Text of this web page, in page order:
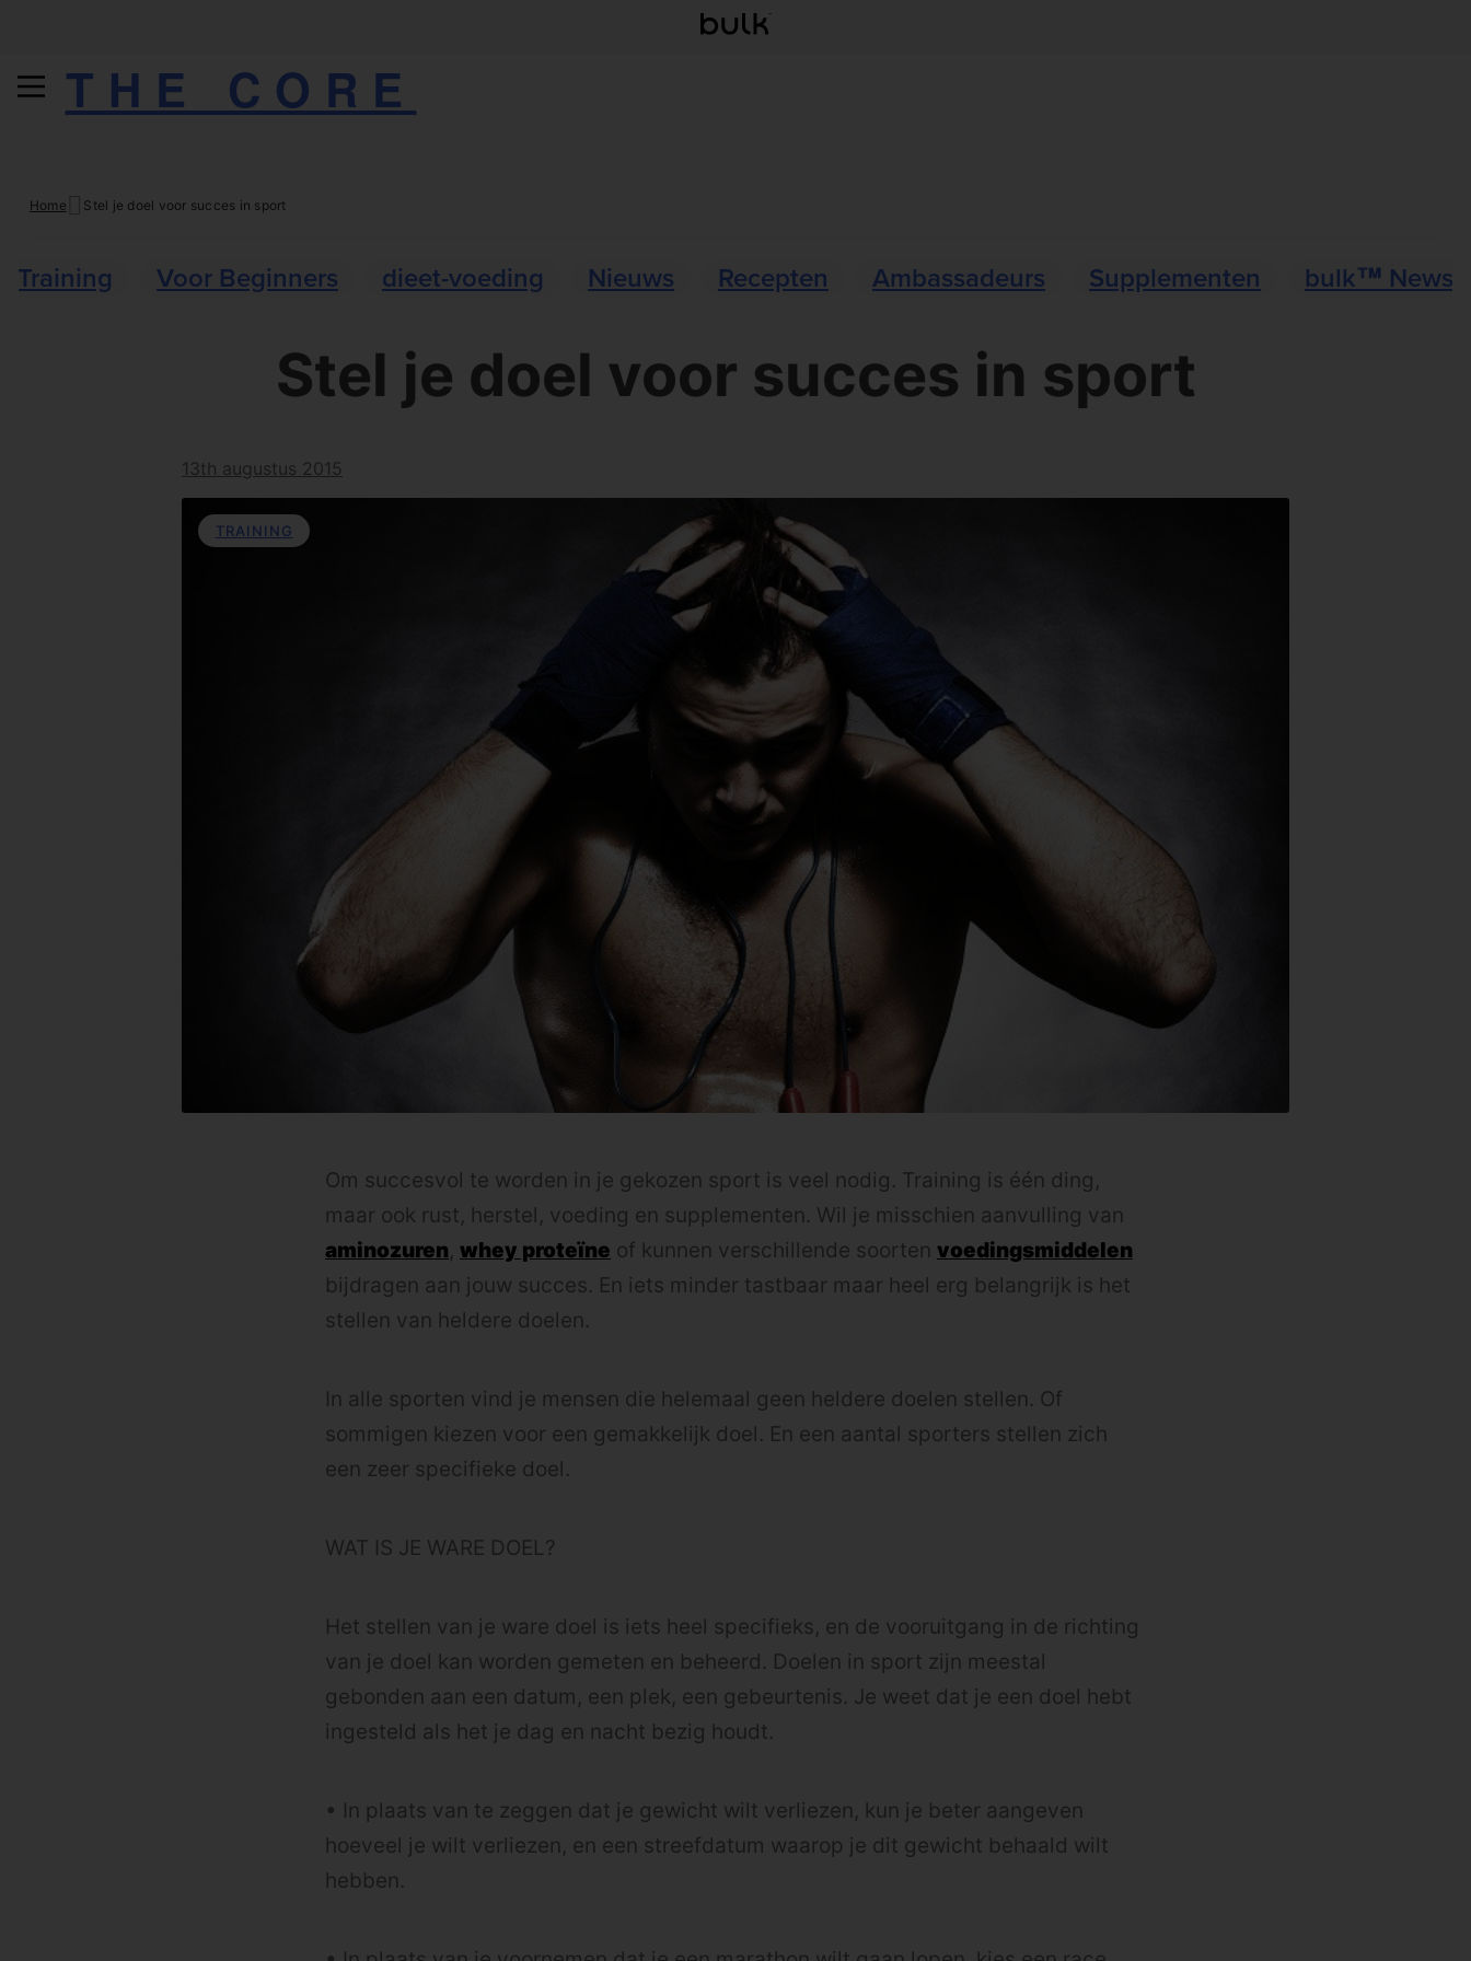
THE CORE
Home Stel je doel voor succes in sport
Training Voor Beginners dieet-voeding Nieuws Recepten Ambassadeurs Supplementen bulk™ News
Stel je doel voor succes in sport
13th augustus 2015
TRAINING
Om succesvol te worden in je gekozen sport is veel nodig. Training is één ding,
maar ook rust, herstel, voeding en supplementen. Wil je misschien aanvulling van
aminozuren, whey proteïne of kunnen verschillende soorten voedingsmiddelen
bijdragen aan jouw succes. En iets minder tastbaar maar heel erg belangrijk is het
stellen van heldere doelen.
In alle sporten vind je mensen die helemaal geen heldere doelen stellen. Of
sommigen kiezen voor een gemakkelijk doel. En een aantal sporters stellen zich
een zeer specifieke doel.
WAT IS JE WARE DOEL?
Het stellen van je ware doel is iets heel specifieks, en de vooruitgang in de richting
van je doel kan worden gemeten en beheerd. Doelen in sport zijn meestal
gebonden aan een datum, een plek, een gebeurtenis. Je weet dat je een doel hebt
ingesteld als het je dag en nacht bezig houdt.
• In plaats van te zeggen dat je gewicht wilt verliezen, kun je beter aangeven
hoeveel je wilt verliezen, en een streefdatum waarop je dit gewicht behaald wilt
hebben.